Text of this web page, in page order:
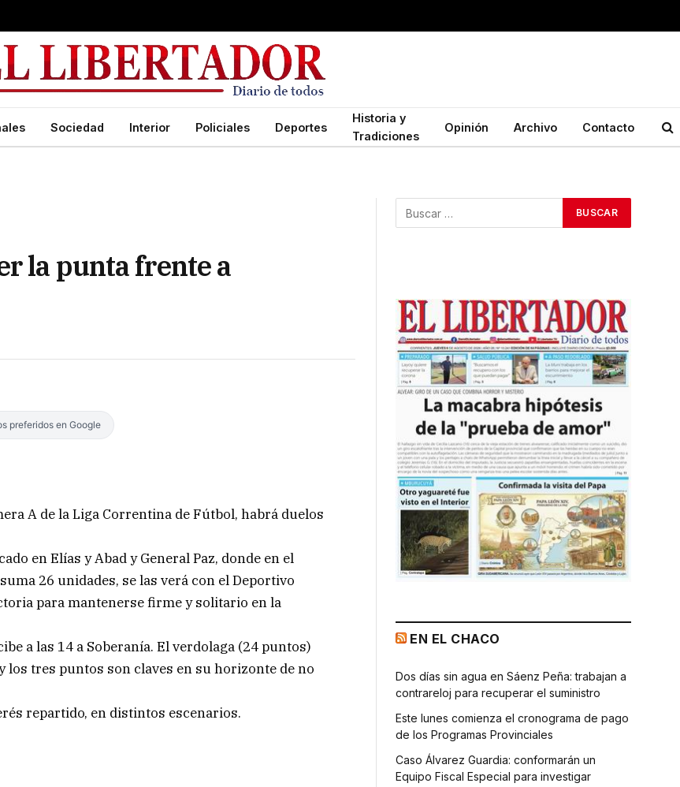
Sociedad Interior Policiales Deportes
Historia y
Tradiciones
Opinión Archivo Contacto
la punta frente a
preferidos en Google
A de la Liga Correntina de Fútbol, habrá duelos
en Elías y Abad y General Paz, donde en el
26 unidades, se las verá con el Deportivo
para mantenerse firme y solitario en la
a las 14 a Soberanía. El verdolaga (24 puntos)
los tres puntos son claves en su horizonte de no
repartido, en distintos escenarios.
EN EL CHACO
Dos días sin agua en Sáenz Peña: trabajan a
contrareloj para recuperar el suministro
Este lunes comienza el cronograma de pago
de los Programas Provinciales
Caso Álvarez Guardia: conformarán un
Equipo Fiscal Especial para investigar